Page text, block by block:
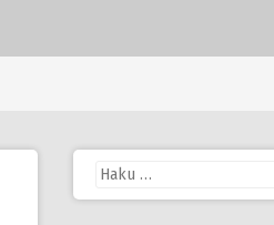
Haku: